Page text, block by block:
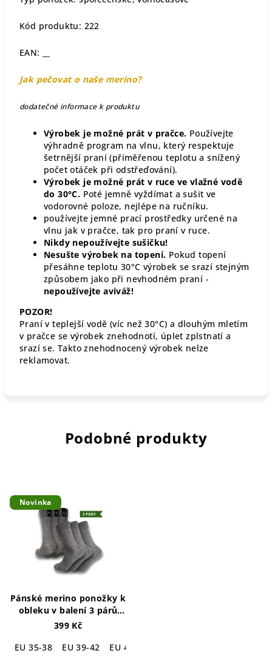
Kód produktu: 222
EAN: __
Jak pečovat o naše merino?
dodatečné informace k produktu
Výrobek je možné prát v pračce. Používejte
výhradně program na vlnu, který respektuje
šetrnější praní (přiměřenou teplotu a snížený
počet otáček při odstřeďování).
Výrobek je možné prát v ruce ve vlažné vodě
do 30°C. Poté jemně vyždímat a sušit ve
vodorovné poloze, nejlépe na ručníku.
používejte jemné prací prostředky určené na
vlnu jak v pračce, tak pro praní v ruce.
Nikdy nepoužívejte sušičku!
Nesušte výrobek na topení. Pokud topení
přesáhne teplotu 30°C výrobek se srazí stejným
způsobem jako při nevhodném praní -
nepoužívejte aviváž!
POZOR!
Praní v teplejší vodě (víc než 30°C) a dlouhým mletím
v pračce se výrobek znehodnotí, úplet zplstnatí a
srazí se. Takto znehodnocený výrobek nelze
reklamovat.
Podobné produkty
Novinka
Pánské merino ponožky k
obleku v balení 3 párů
Simply Merino Business
399 Kč
EU 35-38
EU 39-42
EU 43-46